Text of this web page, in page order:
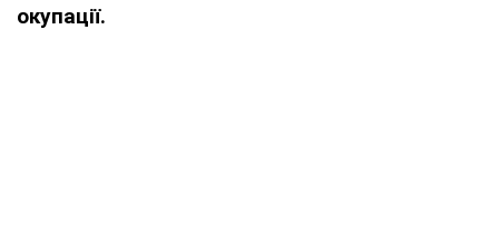
окупації.